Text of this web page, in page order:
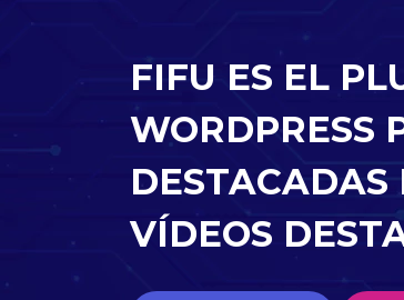
FIFU ES EL
WORDPRESS
DESTACADAS
VÍDEOS